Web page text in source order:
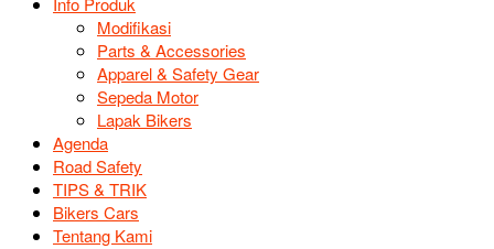
Modifikasi
Parts & Accessories
Apparel & Safety Gear
Sepeda Motor
Lapak Bikers
Agenda
Road Safety
TIPS & TRIK
Bikers Cars
Tentang Kami